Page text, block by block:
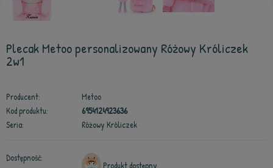
Plecak Metoo personalizowany Różowy Króliczek
2w1
Producent:
Metoo
Kod produktu:
6954124923636
Seria:
Różowy Króliczek
Dostępność:
Produkt dostępny